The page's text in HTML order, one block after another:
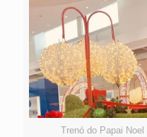
Trenó do Papai